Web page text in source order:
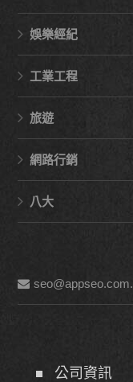
娛樂經紀
工業工程
旅遊
網路行銷
八大
公司資訊